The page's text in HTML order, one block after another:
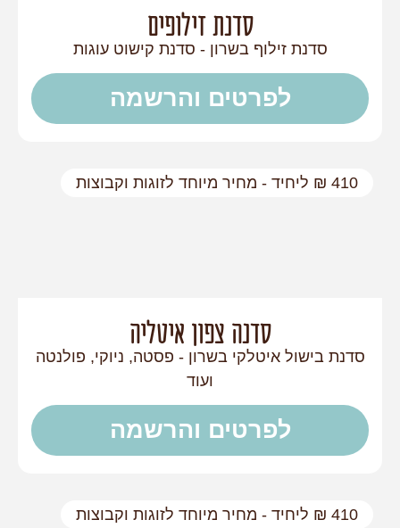
סדנת זילופים
סדנת זילוף בשרון - סדנת קישוט עוגות
לפרטים והרשמה
410 ₪ ליחיד - מחיר מיוחד לזוגות וקבוצות
סדנה צפון איטליה
סדנת בישול איטלקי בשרון - פסטה, ניוקי, פולנטה
ועוד
לפרטים והרשמה
410 ₪ ליחיד - מחיר מיוחד לזוגות וקבוצות